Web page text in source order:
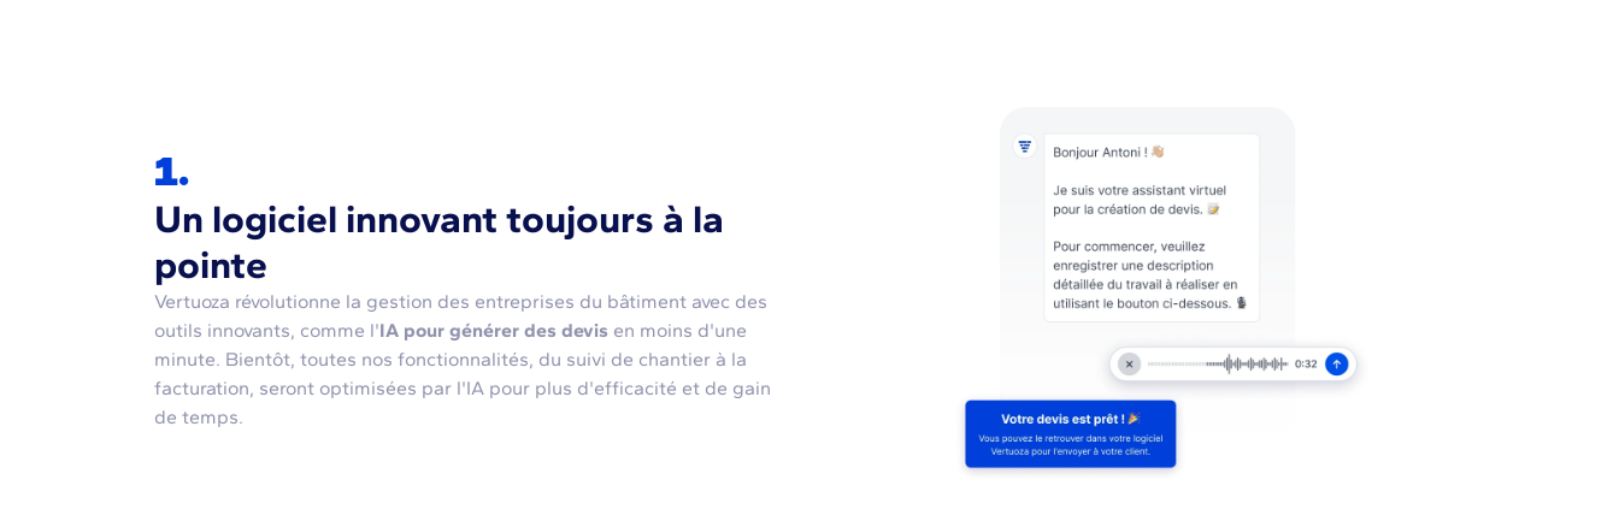
1.
Un logiciel innovant toujours à la
pointe
Vertuoza révolutionne la gestion des entreprises du bâtiment avec des
outils innovants, comme l'IA pour générer des devis en moins d'une
minute. Bientôt, toutes nos fonctionnalités, du suivi de chantier à la
facturation, seront optimisées par l'IA pour plus d'efficacité et de gain
de temps.